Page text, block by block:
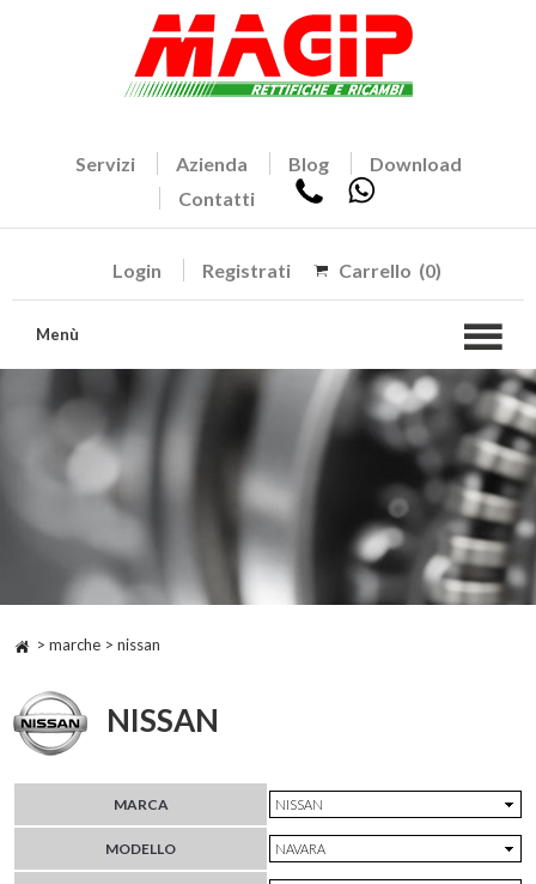
Servizi Azienda Blog
Download
Contatti
Login Registrati Carrello (0)
Menù
> marche > nissan
NISSAN
MARCA
MODELLO